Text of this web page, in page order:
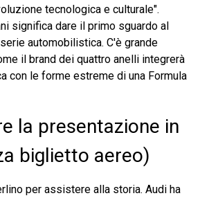
tecnologica e culturale".
significa dare il primo sguardo al
automobilistica. C'è grande
il brand dei quattro anelli integrerà
con le forme estreme di una Formula
la presentazione in
biglietto aereo)
per assistere alla storia. Audi ha